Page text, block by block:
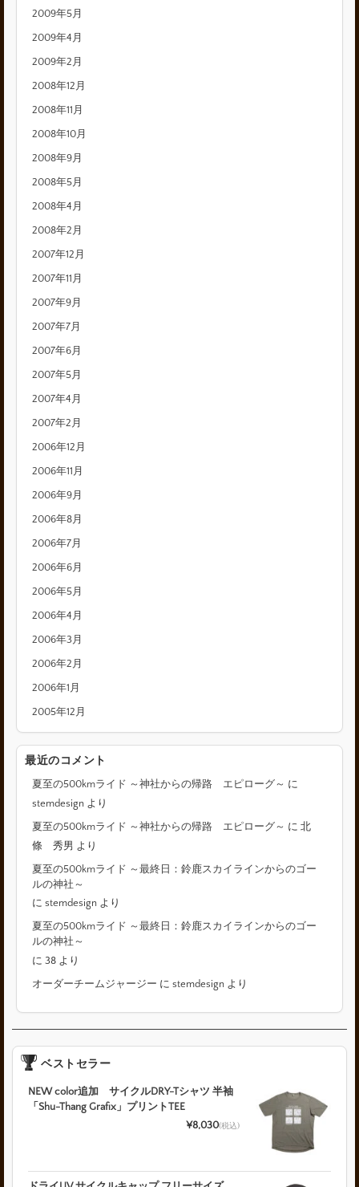
2009年5月
2009年4月
2009年2月
2008年12月
2008年11月
2008年10月
2008年9月
2008年5月
2008年4月
2008年2月
2007年12月
2007年11月
2007年9月
2007年7月
2007年6月
2007年5月
2007年4月
2007年2月
2006年12月
2006年11月
2006年9月
2006年8月
2006年7月
2006年6月
2006年5月
2006年4月
2006年3月
2006年2月
2006年1月
2005年12月
最近のコメント
夏至の500kmライド ～神社からの帰路 エピローグ～ に
stemdesign より
夏至の500kmライド ～神社からの帰路 エピローグ～ に北
條 秀男 より
夏至の500kmライド ～最終日：鈴鹿スカイラインからのゴー
ルの神社～
にstemdesign より
夏至の500kmライド ～最終日：鈴鹿スカイラインからのゴー
ルの神社～
に38 より
オーダーチームジャージー にstemdesign より
ベストセラー
NEW color追加 サイクルDRY-Tシャツ 半袖
「Shu-Thang Grafix」プリントTEE
¥8,030(税込)